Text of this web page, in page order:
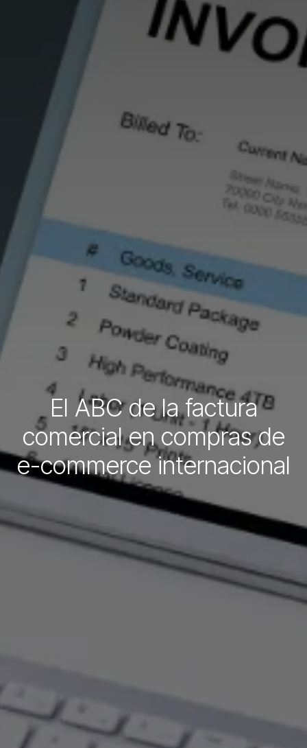
El ABC de la factura
comercial en compras de
e-commerce internacional